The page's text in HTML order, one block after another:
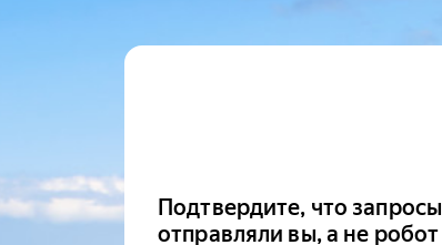
Подтвердите, что запросы
отправляли вы, а не робот